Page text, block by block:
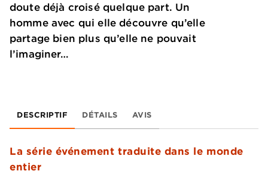
doute déjà croisé quelque part. Un
homme avec qui elle découvre qu’elle
partage bien plus qu’elle ne pouvait
l’imaginer…
DESCRIPTIF DÉTAILS AVIS
La série événement traduite dans le monde
entier